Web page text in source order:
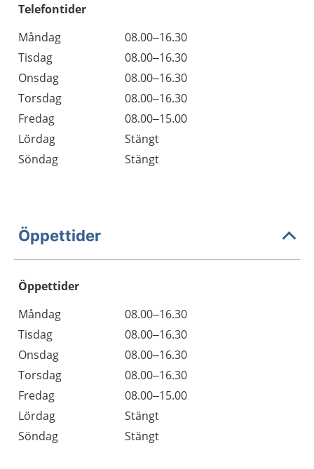
Telefontider
Måndag
08.00–16.30
Tisdag
08.00–16.30
Onsdag
08.00–16.30
Torsdag
08.00–16.30
Fredag
08.00–15.00
Lördag
Stängt
Söndag
Stängt
Öppettider
Öppettider
Dag
Öppettider
Kommentarer
Måndag
08.00–16.30
Tisdag
08.00–16.30
Onsdag
08.00–16.30
Torsdag
08.00–16.30
Fredag
08.00–15.00
Lördag
Stängt
Söndag
Stängt